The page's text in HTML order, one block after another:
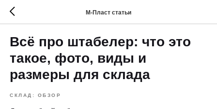
М-Пласт статьи
Всё про штабелер: что это
такое, фото, виды и
размеры для склада
СКЛАД: ОБЗОР